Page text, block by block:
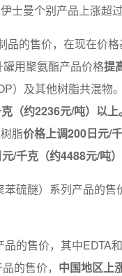
士曼个别产品上涨超过
的售价，在现在价格
用聚氨酯产品价格提
）及其他树脂共混
（约2236元/吨）以上
脂价格上调200日元/
/千克（约4488元/吨）
硫醚）系列产品的售
的售价，其中EDTA
的售价， 中国地区上